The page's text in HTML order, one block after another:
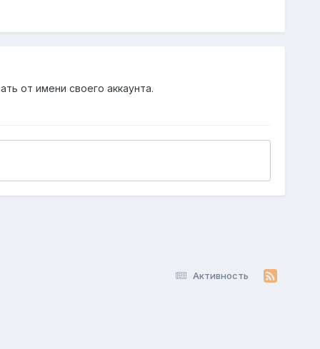
от имени своего аккаунта.
Активность